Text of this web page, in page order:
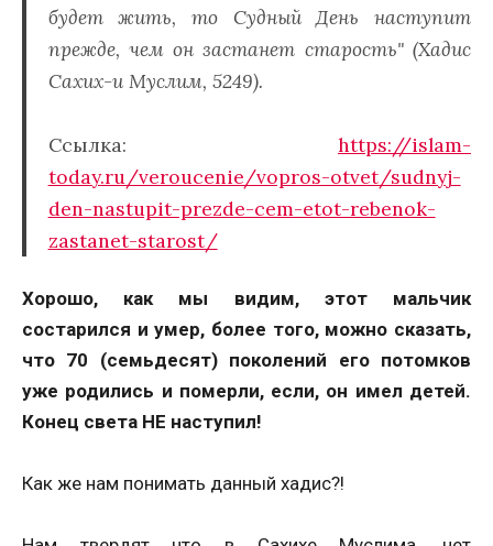
будет жить, то Судный День наступит
прежде, чем он застанет старость" (Хадис
Сахих-и Муслим, 5249).
Ссылка: https://islam-
today.ru/veroucenie/vopros-otvet/sudnyj-
den-nastupit-prezde-cem-etot-rebenok-
zastanet-starost/
Хорошо, как мы видим, этот мальчик
состарился и умер, более того, можно сказать,
что 70 (семьдесят) поколений его потомков
уже родились и померли, если, он имел детей.
Конец света НЕ наступил!
Как же нам понимать данный хадис?!